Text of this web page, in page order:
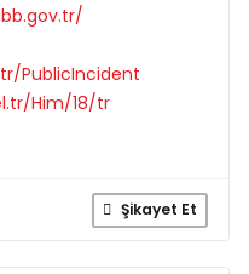
PublicIncident
Him/18/tr
Şikayet Et